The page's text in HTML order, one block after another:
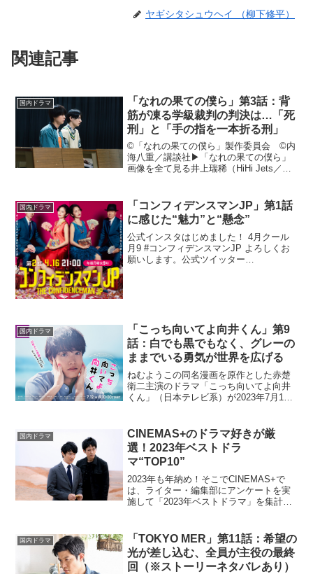
ヤギシタシュウヘイ （柳下修平）
関連記事
国内ドラマ
「なれの果ての僕ら」第3話：背
筋が凍る学級裁判の判決は…「死
刑」と「手の指を一本折る刑」
©「なれの果ての僕ら」製作委員会 ©内
海八重／講談社▶︎「なれの果ての僕ら」
画像を全て見る井上瑞稀（HiHi Jets／ジ
東京系）が、2023年6月27日深夜にスタ...
国内ドラマ
「コンフィデンスマンJP」第1話
に感じた“魅力”と“懸念”
公式インスタはじめました！ 4月クール
月9 #コンフィデンスマンJP よろしくお
願いします。公式ツイッター
国内ドラマ
「こっち向いてよ向井くん」第9
話：白でも黒でもなく、グレーの
ままでいる勇気が世界を広げる
ねむようこの同名漫画を原作とした赤楚
衛二主演のドラマ「こっち向いてよ向井
くん」（日本テレビ系）が2023年7月12
く、仕事もできるのに10年間彼女がいな
い30代の男性...
国内ドラマ
CINEMAS+のドラマ好きが厳
選！2023年ベストドラ
マ“TOP10”
2023年も年納め！そこでCINEMAS+で
は、ライター・編集部にアンケートを実
施して「2023年ベストドラマ」を集計。
計時に同ポイントだった作品は同順位と
していま...
国内ドラマ
「TOKYO MER」第11話：希望の
光が差し込む、全員が主役の最終
回（※ストーリーネタバレあり）